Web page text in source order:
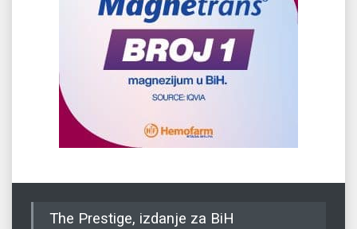
The Prestige, izdanje za BiH